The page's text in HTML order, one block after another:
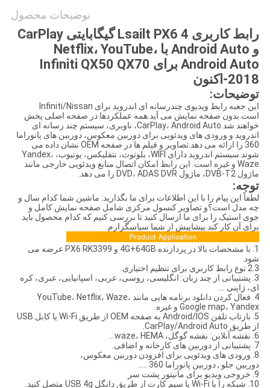
توضیحات محصول
رابط کاربری Lsailt PX6 4 گیگابایتی CarPlay
و Android Auto با Netflix، YouTube،
Android Auto برای Infiniti QX50 QX70
2018-اکنون
توضیحات:
این جعبه رابط ویدیوی چندرسانه ای اندروید برای Infiniti/Nissan
است.بدون صفحه نمایش می آید.همه عملکردها در صفحه اصلی پخش
خواهند شد.CarPlay، Android Auto، ناوبری، سیستم چند رسانه ای
اندروید و ورودی های ویدئویی برای دوربین معکوس، دوربین های پانوراما
360 را ارائه می دهد.تصاویر و فیلم ها در صفحه OEM نشان داده می
شوند.سیستم اندروید دارای WIFI، بلوتوث، نتفلیکس، یوتیوب، Yandex،
Waze و غیره است. این رابط امکان اتصال منابع ویدئویی خارجی مانند
ماژول DVB-T2، ماژول DVD، ADAS DVR را می دهد.
توجه:
لطفاً این پیام را با این اطلاعات برای ما بگذارید: ماشین شما کدام سال و
چه مدل است؟و تصاویر کنسول مرکزی شامل صفحه نمایش کامل و
جوی استیک را برای ما ارسال کنید تا بررسی کنیم که کدام محصول باید
برای آن کار کند.پیشاپیش از شما سپاسگزارم.
1. با مشخصات بالا در پردازنده 4G+64GB و PX6 RK3399 عرضه می
شود.
2.3 نوع رابط کاربری برای تنظیم اختیاری.
3. پشتیبانی از چند زبان: انگلیسی، روسی، عربی، اسپانیایی، عبری، کره
ای، ژاپنی ....
4. فعال کردن دانلود برنامه هایی مانند YouTube، Netflix، Waze،
Google map، Yandex و غیره.
5. بازتاب تلفن Android/IOS به صفحه OEM از طریق Wi-Fi یا کابل USB
از طریق CarPlay/Android Auto.
6. نقشه آنلاین: نقشه گوگل، waze، HEMA...
7. پشتیبانی از دوربین های کارخانه و اضافی.
8. ورودی های ویدئویی برای افزودن دوربین معکوس،
دوربین جلو , دوربین پانوراما 360 .....
9. خروجی ویدیو برای مانیتور پشت سر
10. شبکه را با Wi-Fi یا سیم کارت از طریق دانگل USB 4g متصل کنید.